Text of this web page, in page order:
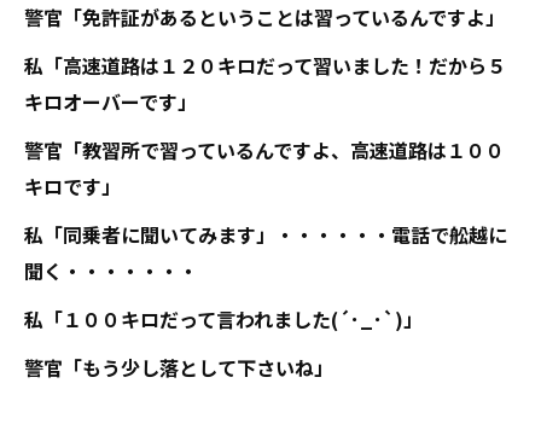
警官「免許証があるということは習っているんですよ」
私「高速道路は１２０キロだって習いました！だから５
キロオーバーです」
警官「教習所で習っているんですよ、高速道路は１００
キロです」
私「同乗者に聞いてみます」・・・・・・電話で舩越に
聞く・・・・・・・
私「１００キロだって言われました(´･_･`)」
警官「もう少し落として下さいね」